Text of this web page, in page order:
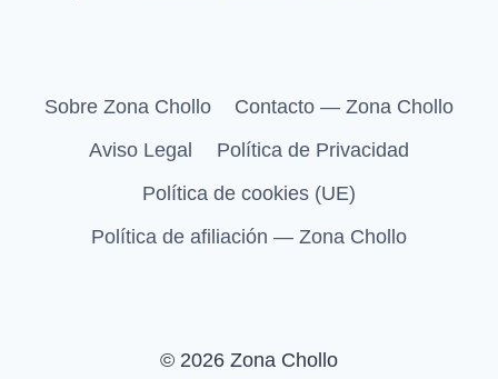
Sobre Zona Chollo
Contacto — Zona Chollo
Aviso Legal
Política de Privacidad
Política de cookies (UE)
Política de afiliación — Zona Chollo
© 2026 Zona Chollo